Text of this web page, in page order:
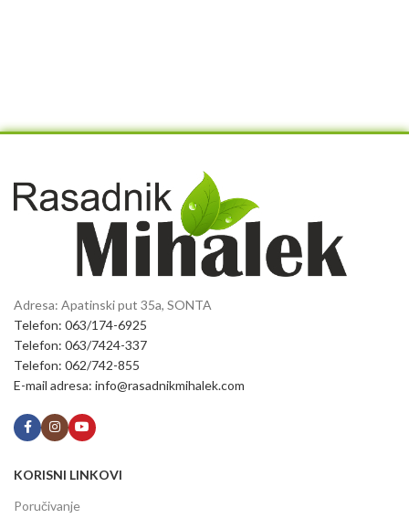
Adresa: Apatinski put 35a, SONTA
Telefon: 063/174-6925
Telefon: 063/7424-337
Telefon: 062/742-855
E-mail adresa: info@rasadnikmihalek.com
KORISNI LINKOVI
Poručivanje